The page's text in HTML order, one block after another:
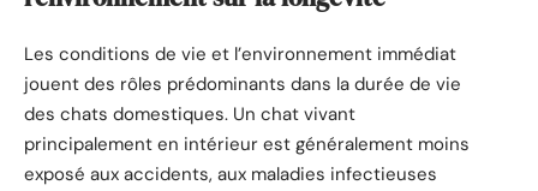
Les conditions de vie et l’environnement immédiat
jouent des rôles prédominants dans la durée de vie
des chats domestiques. Un chat vivant
principalement en intérieur est généralement moins
exposé aux accidents, aux maladies infectieuses